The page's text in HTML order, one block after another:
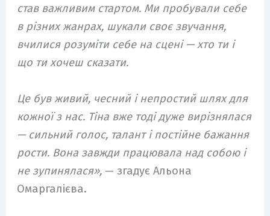
став важливим стартом. Ми пробували себе
в різних жанрах, шукали своє звучання,
вчилися розуміти себе на сцені — хто ти і
що ти хочеш сказати.
Це був живий, чесний і непростий шлях для
кожної з нас. Тіна вже тоді дуже вирізнялася
— сильний голос, талант і постійне бажання
рости. Вона завжди працювала над собою і
не зупинялася», — згадує Альона
Омаргалієва.